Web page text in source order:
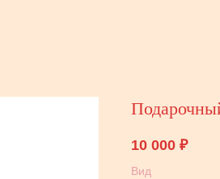
10 000 ₽
Вид